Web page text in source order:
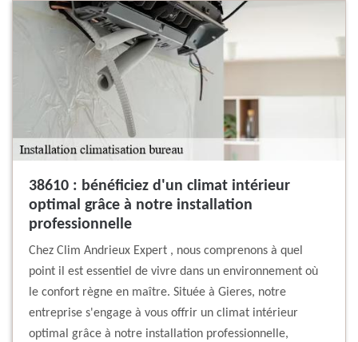
38610 : bénéficiez d'un climat intérieur
optimal grâce à notre installation
professionnelle
Chez Clim Andrieux Expert , nous comprenons à quel
point il est essentiel de vivre dans un environnement où
le confort règne en maître. Située à Gieres, notre
entreprise s'engage à vous offrir un climat intérieur
optimal grâce à notre installation professionnelle,